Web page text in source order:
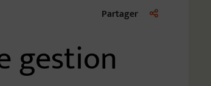
Partager Liste des liens
gestion